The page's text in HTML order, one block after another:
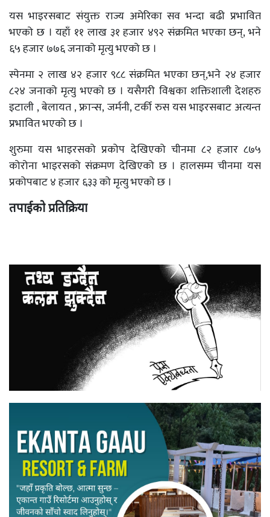
यस भाइरसबाट संयुक्त राज्य अमेरिका सव भन्दा बढी प्रभावित
भएको छ । यहाँ ११ लाख ३१ हजार ४९२ संक्रमित भएका छन्, भने
६५ हजार ७७६ जनाको मृत्यु भएको छ ।
स्पेनमा २ लाख ४२ हजार ९८८ संक्रमित भएका छन्,भने २४ हजार
८२४ जनाको मृत्यु भएको छ । यसैगरी विश्वका शक्तिशाली देशहरु
इटाली , बेलायत , फ्रान्स, जर्मनी, टर्की रुस यस भाइरसबाट अत्यन्त
प्रभावित भएको छ ।
शुरुमा यस भाइरसको प्रकोप देखिएको चीनमा ८२ हजार ८७५
कोरोना भाइरसको संक्रमण देखिएको छ । हालसम्म चीनमा यस
प्रकोपबाट ४ हजार ६३३ को मृत्यु भएको छ ।
तपाईको प्रतिक्रिया